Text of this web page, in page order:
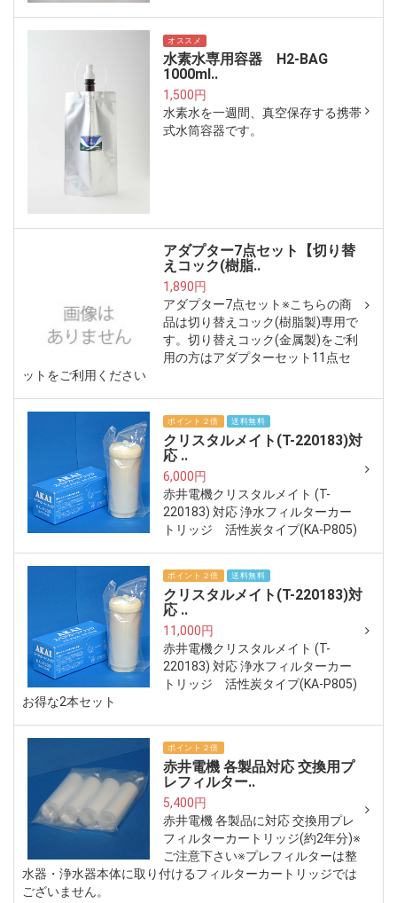
オススメ
水素水専用容器 H2-BAG
1000ml..
1,500円
水素水を一週間、真空保存する携帯
式水筒容器です。
アダプター7点セット【切り替
えコック(樹脂..
1,890円
アダプター7点セット※こちらの商
品は切り替えコック(樹脂製)専用で
す。切り替えコック(金属製)をご利
用の方はアダプターセット11点セ
ットをご利用ください
ポイント２倍 送料無料
クリスタルメイト(T-220183)対
応 ..
6,000円
赤井電機クリスタルメイト (T-
220183) 対応 浄水フィルターカー
トリッジ 活性炭タイプ(KA-P805)
ポイント２倍 送料無料
クリスタルメイト(T-220183)対
応 ..
11,000円
赤井電機クリスタルメイト (T-
220183) 対応 浄水フィルターカー
トリッジ 活性炭タイプ(KA-P805)
お得な2本セット
ポイント２倍
赤井電機 各製品対応 交換用プ
レフィルター..
5,400円
赤井電機 各製品に対応 交換用プレ
フィルターカートリッジ(約2年分)※
ご注意下さい※プレフィルターは整
水器・浄水器本体に取り付けるフィルターカートリッジでは
ございません。